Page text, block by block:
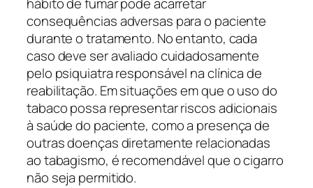
hábito de fumar pode acarretar
consequências adversas para o paciente
durante o tratamento. No entanto, cada
caso deve ser avaliado cuidadosamente
pelo psiquiatra responsável na clínica de
reabilitação. Em situações em que o uso do
tabaco possa representar riscos adicionais
à saúde do paciente, como a presença de
outras doenças diretamente relacionadas
ao tabagismo, é recomendável que o cigarro
não seja permitido.